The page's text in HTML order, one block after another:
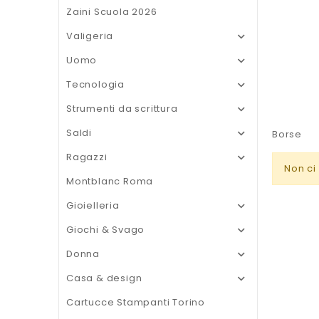
Zaini Scuola 2026
Valigeria

Uomo 
Tecnologia 
Strumenti da scrittura 
Saldi 
Ragazzi 
Montblanc Roma
Gioielleria

Giochi & Svago 
Donna 
Casa & design 
Cartucce Stampanti Torino
Borse
Non